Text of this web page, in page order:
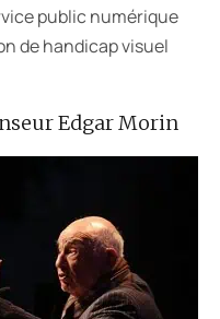
Edgar Morin
public numérique
de handicap visuel